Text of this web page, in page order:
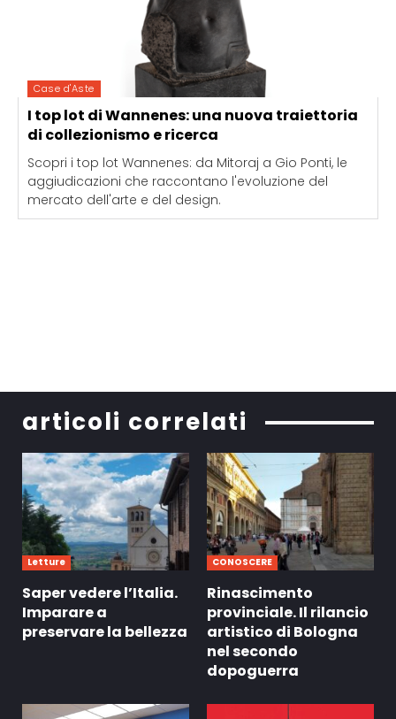
Case d'Aste
I top lot di Wannenes: una nuova traiettoria
di collezionismo e ricerca
Scopri i top lot Wannenes: da Mitoraj a Gio Ponti, le
aggiudicazioni che raccontano l'evoluzione del
mercato dell'arte e del design.
articoli correlati
Letture
Saper vedere l’Italia.
Imparare a
preservare la bellezza
CONOSCERE
Rinascimento
provinciale. Il rilancio
artistico di Bologna
nel secondo
dopoguerra